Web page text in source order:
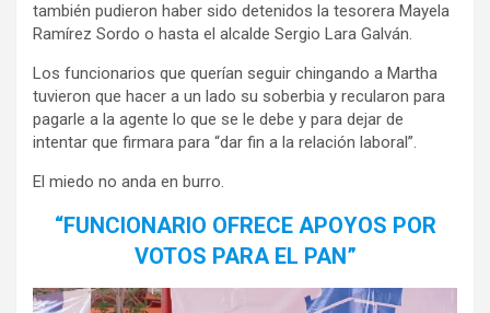
también pudieron haber sido detenidos la tesorera Mayela
Ramírez Sordo o hasta el alcalde Sergio Lara Galván.
Los funcionarios que querían seguir chingando a Martha
tuvieron que hacer a un lado su soberbia y recularon para
pagarle a la agente lo que se le debe y para dejar de
intentar que firmara para “dar fin a la relación laboral”.
El miedo no anda en burro.
“FUNCIONARIO OFRECE APOYOS POR
VOTOS PARA EL PAN”